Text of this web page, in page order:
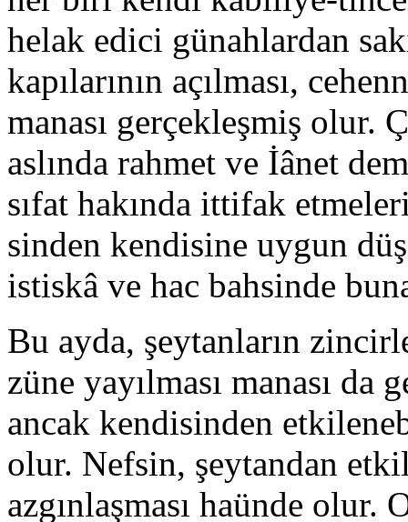
helak edici günahlardan
kapılarının açılması,
manası gerçekleşmiş olur.
aslında rahmet ve İânet
sıfat hakında ittifak
sinden kendisine uygun
istiskâ ve hac bahsinde
Bu ayda, şeytanların
züne yayılması manası
ancak kendisinden
olur. Nefsin, şeytandan
azgınlaşması haünde